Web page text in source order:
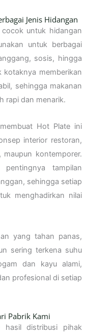
Jenis Hidangan
untuk hidangan
untuk berbagai
sosis, hingga
memberikan
sehingga makanan
rapi dan menarik.
Hot Plate ini
interior restoran,
kontemporer.
tampilan
sehingga setiap
menghadirkan nilai
yang tahan panas,
sering terkena suhu
dan kayu alami,
profesional di setiap
Pabrik Kami
hasil distribusi pihak